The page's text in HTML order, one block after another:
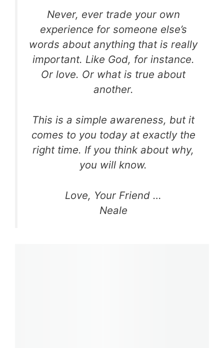
Never, ever trade your own
experience for someone else’s
words about anything that is really
important. Like God, for instance.
Or love. Or what is true about
another.
This is a simple awareness, but it
comes to you today at exactly the
right time. If you think about why,
you will know.
Love, Your Friend …
Neale